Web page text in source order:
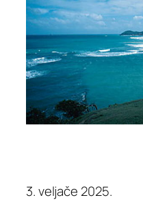
3. veljače 2025.